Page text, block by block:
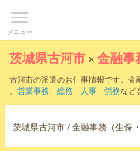
メニュー
茨城県古河市 ×金融事
古河市の派遣のお仕事情報です。金
、 営業事務、 総務・人事・労務など
茨城県古河市 / 金融事務（生保・